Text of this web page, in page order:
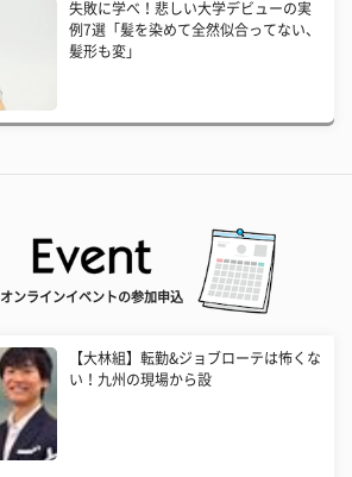
失敗に学べ！悲しい大学デビューの実
例7選「髪を染めて全然似合ってない、
髪形も変」
オンラインイベントの参加申込
【大林組】転勤&ジョブローテは怖くな
い！九州の現場から設